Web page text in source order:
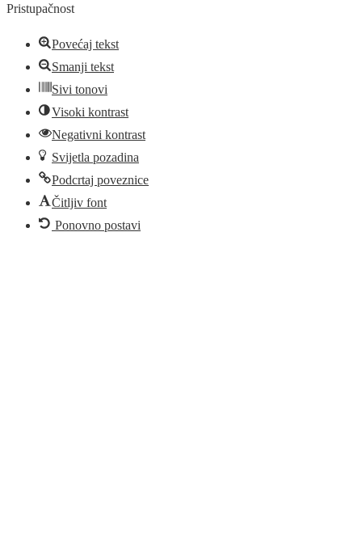
Pristupačnost
Povećaj tekst
Smanji tekst
Sivi tonovi
Visoki kontrast
Negativni kontrast
Svijetla pozadina
Podcrtaj poveznice
Čitljiv font
Ponovno postavi